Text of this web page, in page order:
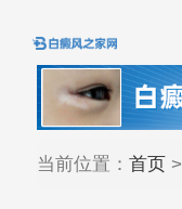
当前位置： 首页>